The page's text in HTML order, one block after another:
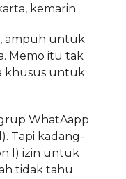
kemarin.
ampuh untuk
Memo itu tak
khusus untuk
WhatAapp
Tapi kadang-
I) izin untuk
tidak tahu